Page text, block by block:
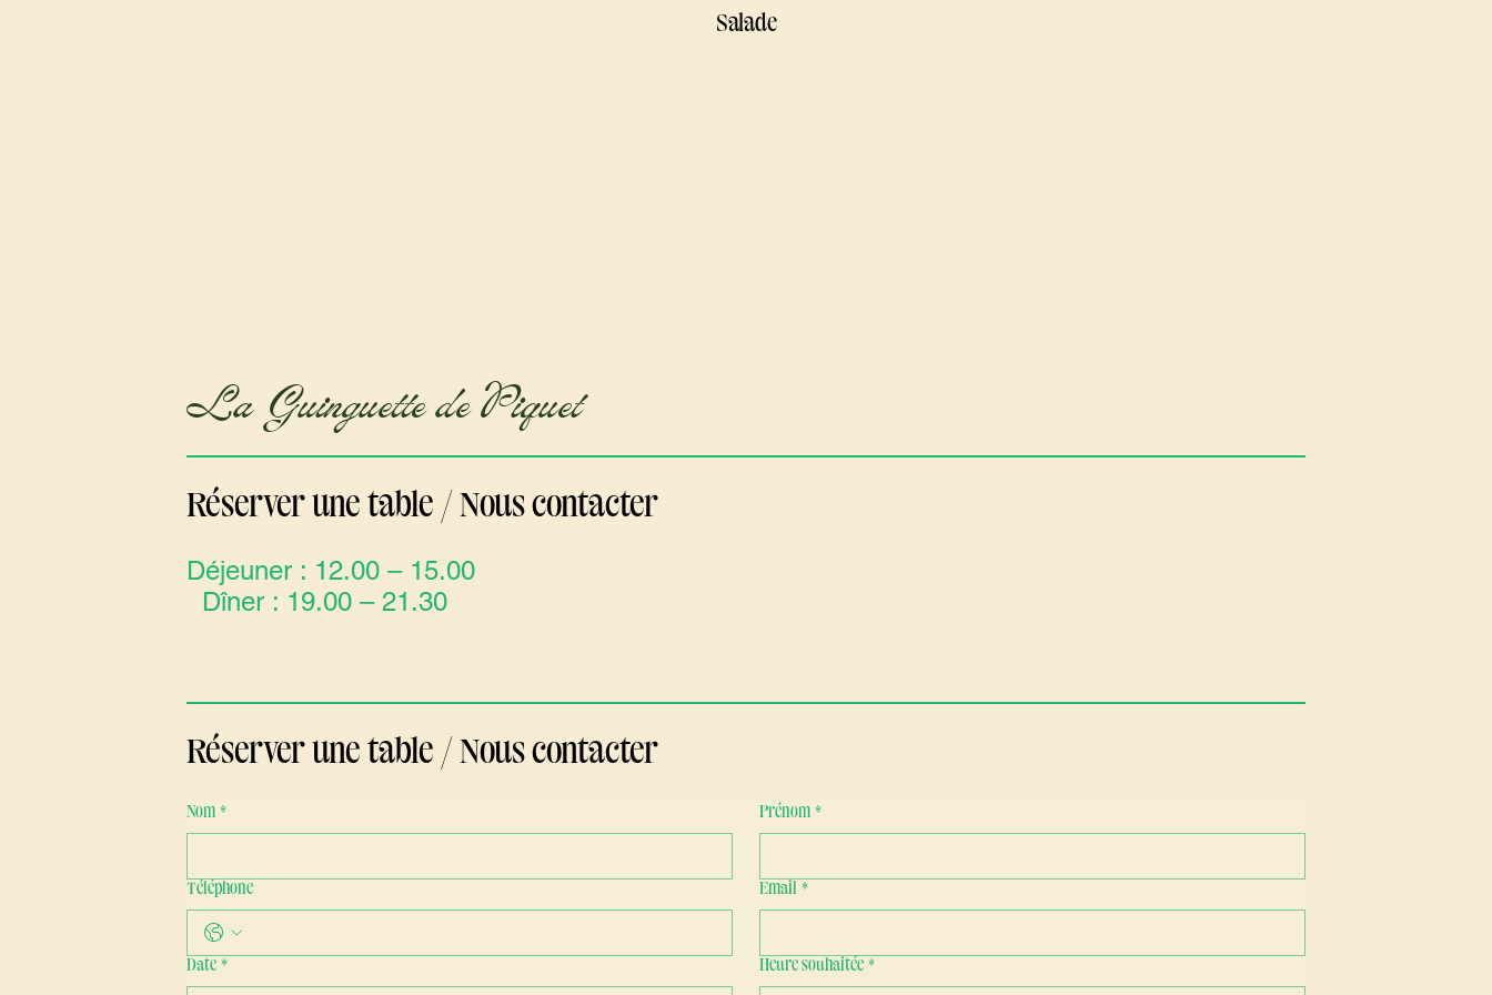
Salade
La Guinguette de Piquet
Réserver une table / Nous contacter
Déjeuner : 12.00 – 15.00
Dîner : 19.00 – 21.30
Réserver une table / Nous contacter
Nom * Prénom *
Téléphone Email *
Date * Heure souhaitée *